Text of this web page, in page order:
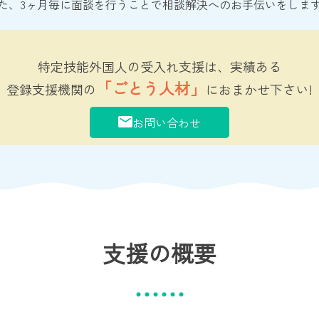
、3ヶ月毎に面談を行うことで相談解決へのお手伝いをしま
特定技能外国人の受入れ支援は、実績ある
登録支援機関の
「ごとう人材」 におまかせ下さい!
お問い合わせ
支援の概要